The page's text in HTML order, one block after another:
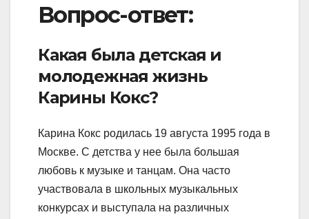
Вопрос-ответ:
Какая была детская и
молодежная жизнь
Карины Кокс?
Карина Кокс родилась 19 августа 1995 года в
Москве. С детства у нее была большая
любовь к музыке и танцам. Она часто
участвовала в школьных музыкальных
конкурсах и выступала на различных